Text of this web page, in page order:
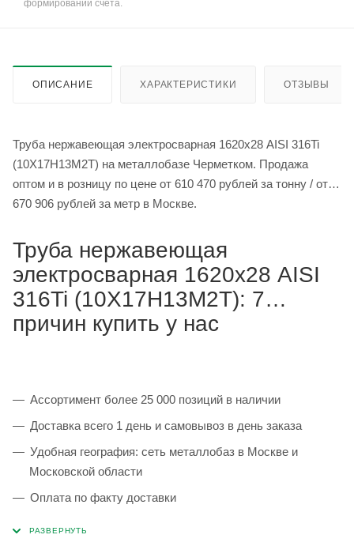
формировании счёта.
ОПИСАНИЕ ХАРАКТЕРИСТИКИ ОТЗЫВЫ
Труба нержавеющая электросварная 1620х28 AISI 316Ti
(10Х17Н13М2Т) на металлобазе Черметком. Продажа
оптом и в розницу по цене от 610 470 рублей за тонну / от
670 906 рублей за метр в Москве.
Труба нержавеющая
электросварная 1620х28 AISI
316Ti (10Х17Н13М2Т): 7
причин купить у нас
Ассортимент более 25 000 позиций в наличии
Доставка всего 1 день и самовывоз в день заказа
Удобная география: сеть металлобаз в Москве и
Московской области
Оплата по факту доставки